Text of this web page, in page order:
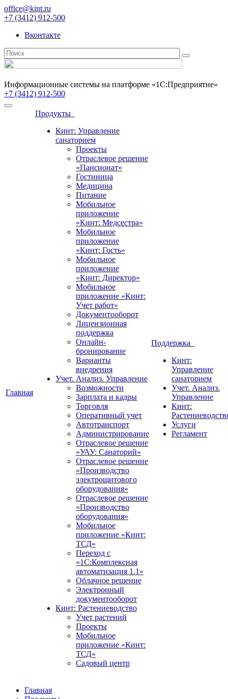
office@kint.ru
+7 (3412) 912-500
Вконтакте
Информационные системы на платформе «1С:Предприятие»
+7 (3412) 912-500
Главная
Продукты
Кинт: Управление
санаторием
Проекты
Отраслевое решение
«Пансионат»
Гостиница
Медицина
Питание
Мобильное
приложение
«Кинт: Медсестра»
Мобильное
приложение
«Кинт: Гость»
Мобильное
приложение
«Кинт: Директор»
Мобильное
приложение «Кинт:
Учет работ»
Документооборот
Лицензионная
поддержка
Онлайн-
бронирование
Варианты
внедрения
Учет. Анализ. Управление
Возможности
Зарплата и кадры
Торговля
Оперативный учет
Автотранспорт
Администрирование
Отраслевое решение
«УАУ: Санаторий»
Отраслевое решение
«Производство
электрощитового
оборудования»
Отраслевое решение
«Производство
оборудования»
Мобильное
приложение «Кинт:
ТСД»
Переход с
«1С:Комплексная
автоматизация 1.1»
Облачное решение
Электронный
документооборот
Кинт: Растениеводство
Учет растений
Проекты
Мобильное
приложение «Кинт:
ТСД»
Садовый центр
Поддержка
Кинт:
Управление
санаторием
Учет. Анализ.
Управление
Кинт:
Услуги
Регламент
Главная